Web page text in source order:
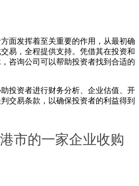
面发挥着至关重要的作用，从最初确
易，全程提供支持。凭借其在投资和
咨询公司可以帮助投资者找到合适的
投资者进行财务分析、企业估值、开
交易条款，以确保投资者的利益得到
港市的一家企业收购